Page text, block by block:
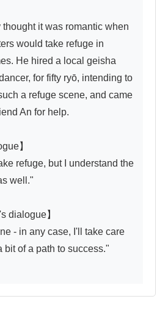
it was romantic when
would take refuge in
He hired a local geisha
for fifty ryō, intending to
a refuge scene, and came
An for help.
】
refuge, but I understand the
well."
dialogue】
- in any case, I'll take care
bit of a path to success."